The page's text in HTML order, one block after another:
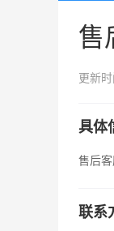
售
更新
具体
售后
联系